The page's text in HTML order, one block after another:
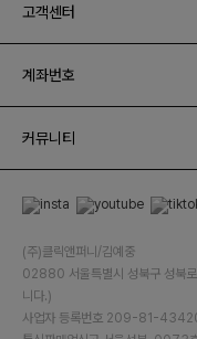
고객센터
계좌번호
커뮤니티
(주)클릭앤퍼니/김예중
02880 서울특별시 성북구 성북
니다.)
사업자 등록번호 209-81-